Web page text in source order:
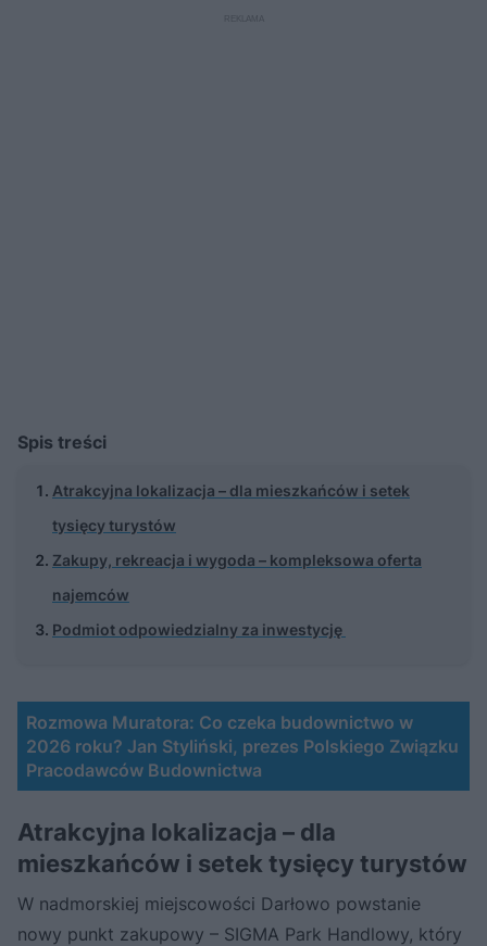
Spis treści
Atrakcyjna lokalizacja – dla mieszkańców i setek
tysięcy turystów
Zakupy, rekreacja i wygoda – kompleksowa oferta
najemców
Podmiot odpowiedzialny za inwestycję
Rozmowa Muratora: Co czeka budownictwo w
2026 roku? Jan Styliński, prezes Polskiego Związku
Pracodawców Budownictwa
Atrakcyjna lokalizacja – dla
mieszkańców i setek tysięcy turystów
W nadmorskiej miejscowości Darłowo powstanie
nowy punkt zakupowy – SIGMA Park Handlowy, który